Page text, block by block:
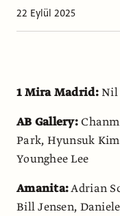
22 Eylül 2025
1 Mira Madrid:Nil
AB Gallery:
Park, Hyunsuk
Younghee Lee
Amanita:Adrian
Bill Jensen,